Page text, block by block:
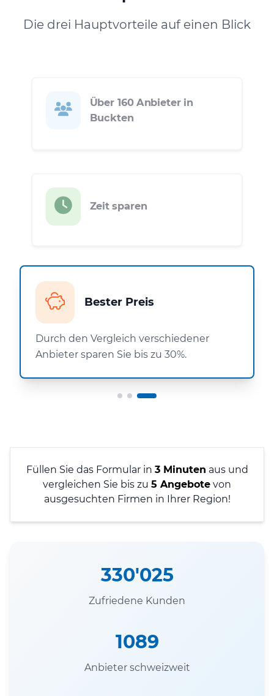
Die drei Hauptvorteile auf einen Blick
Über 160 Anbieter in
Buckten
Zeit sparen
Bester Preis
Durch den Vergleich verschiedener
Anbieter sparen Sie bis zu 30%.
Füllen Sie das Formular in 3 Minuten aus und
vergleichen Sie bis zu 5 Angebote von
ausgesuchten Firmen in Ihrer Region!
330'025
Zufriedene Kunden
1089
Anbieter schweizweit